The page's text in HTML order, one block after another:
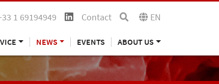
1 69194949 Contact EN
NEWS EVENTS ABOUT US